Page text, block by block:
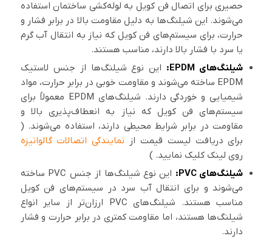
حصیری برای اتصال فن کویل به لوله‌کشی ساختمان استفاده
می‌شوند. این شیلنگ‌ها به دلیل مقاومت بالا در برابر فشار و
حرارت، برای سیستم‌های فن کویل که نیاز به انتقال آب گرم
یا سرد با فشار بالا دارند، مناسب هستند.
شیلنگ‌های EPDM:
این نوع شیلنگ‌ها از جنس لاستیک
EPDM ساخته می‌شوند و مقاومت خوبی در برابر حرارت، مواد
شیمیایی و خوردگی دارند. شیلنگ‌های EPDM معمولاً برای
سیستم‌های فن کویل که نیاز به انعطاف‌پذیری بالا و
مقاومت در برابر شرایط محیطی دارند، استفاده می‌شوند. (
برای دریافت لیست قیمت از نمایندگی اتصالات گالوانیزه
روی لینک کلیک نمایید. )
شیلنگ‌های PVC:
این نوع شیلنگ‌ها از جنس PVC ساخته
می‌شوند و برای انتقال آب سرد در سیستم‌های فن کویل
مناسب هستند. شیلنگ‌های PVC ارزان‌تر از سایر انواع
شیلنگ‌ها هستند، اما مقاومت کمتری در برابر حرارت و فشار
دارند.